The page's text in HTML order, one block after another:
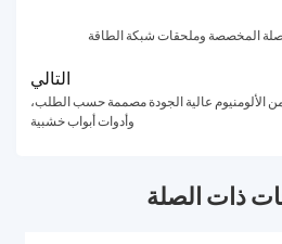
المخصصة وملحقات شبكة الطاقة
التالي
الألومنيوم عالية الجودة مصممة حسب الطلب،
وأدوات أبواب خشبية
ذات الصلة